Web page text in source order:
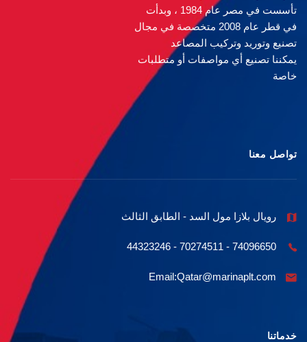
تأسست في مصر عام 1984 ، وبدأت
في قطر عام 2008 متخصصة في مجال
تصنيع وتوريد وتركيب المصاعد
يمكننا تصنيع أي مواصفات أو متطلبات
خاصة
تواصل معنا
رويال بلازا مول السد - الطابق الثالث
74096650 - 70274511 - 44323246
Email:Qatar@marinaplt.com
خدماتنا